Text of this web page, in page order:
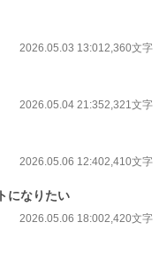
2026.05.03 13:012,360文字
2026.05.04 21:352,321文字
2026.05.06 12:402,410文字
になりたい
2026.05.06 18:002,420文字